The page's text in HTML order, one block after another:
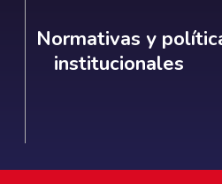
Normativas y
Normativas y
institucionales